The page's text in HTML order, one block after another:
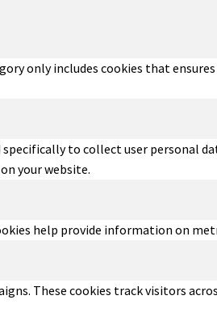
only includes cookies that
to collect user personal
your website.
help provide information on
These cookies track visitors